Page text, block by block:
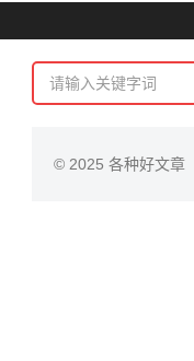
© 2025 各种好文章